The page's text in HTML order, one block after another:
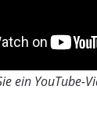
ein YouTube-